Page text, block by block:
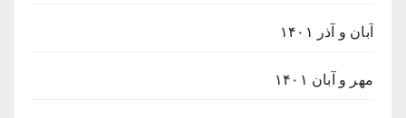
آبان و آذر ۱۴۰۱
مهر و آبان ۱۴۰۱